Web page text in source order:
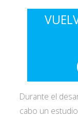
Durante el
cabo un